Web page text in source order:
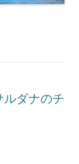
ダナのチ